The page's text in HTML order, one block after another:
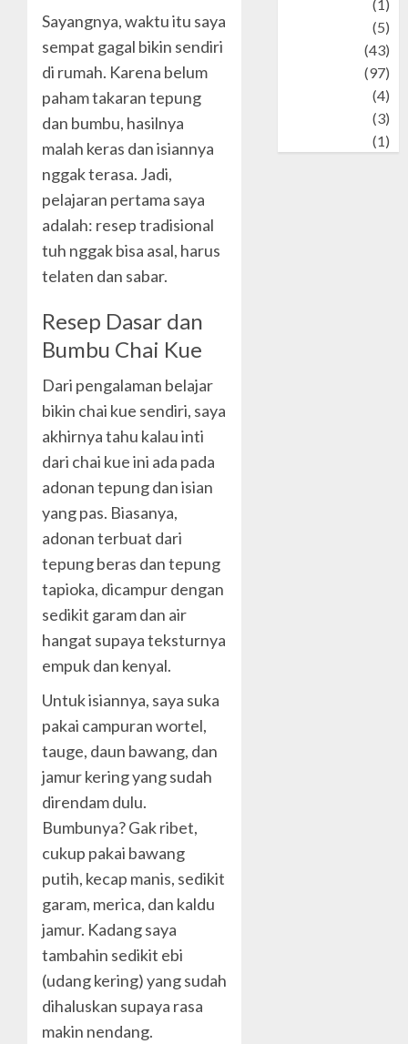
Sayangnya, waktu itu saya
sempat gagal bikin sendiri
di rumah. Karena belum
paham takaran tepung
dan bumbu, hasilnya
malah keras dan isiannya
nggak terasa. Jadi,
pelajaran pertama saya
adalah: resep tradisional
tuh nggak bisa asal, harus
telaten dan sabar.
Resep Dasar dan
Bumbu Chai Kue
Dari pengalaman belajar
bikin chai kue sendiri, saya
akhirnya tahu kalau inti
dari chai kue ini ada pada
adonan tepung dan isian
yang pas. Biasanya,
adonan terbuat dari
tepung beras dan tepung
tapioka, dicampur dengan
sedikit garam dan air
hangat supaya teksturnya
empuk dan kenyal.
Untuk isiannya, saya suka
pakai campuran wortel,
tauge, daun bawang, dan
jamur kering yang sudah
direndam dulu.
Bumbunya? Gak ribet,
cukup pakai bawang
putih, kecap manis, sedikit
garam, merica, dan kaldu
jamur. Kadang saya
tambahin sedikit ebi
(udang kering) yang sudah
dihaluskan supaya rasa
makin nendang.
(1)
(5)
(43)
(97)
(4)
(3)
(1)